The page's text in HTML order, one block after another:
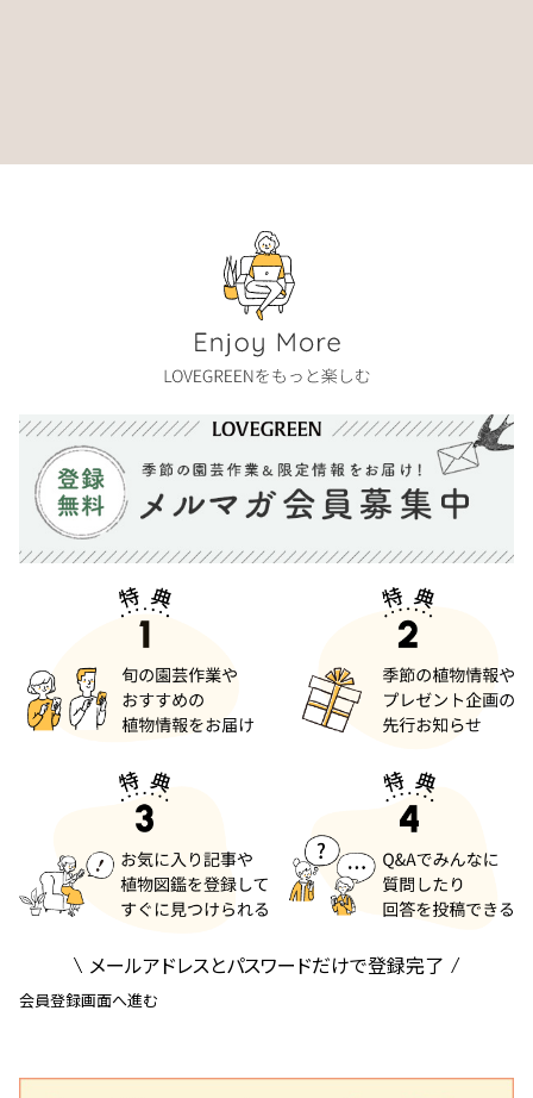
メールアドレスとパスワードだけで登録完了
会員登録画面へ進む